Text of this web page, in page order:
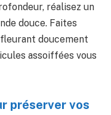
réalisez un
douce. Faites
doucement
assoiffées vous
préserver vos